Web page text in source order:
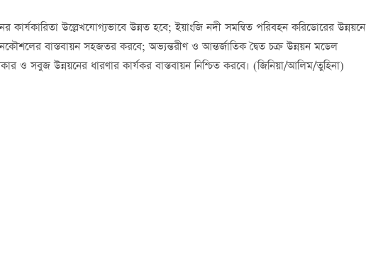
কার্যকারিতা উল্লেখযোগ্যভাবে উন্নত হবে; ইয়াংজি নদী সমন্বিত পরিবহন করিডোরের উন্নয়নে
বাস্তবায়ন সহজতর করবে; অভ্যন্তরীণ ও আন্তর্জাতিক দ্বৈত চক্র উন্নয়ন মডেল
ও সবুজ উন্নয়নের ধারণার কার্যকর বাস্তবায়ন নিশ্চিত করবে। (জিনিয়া/আলিম/তুহিনা)